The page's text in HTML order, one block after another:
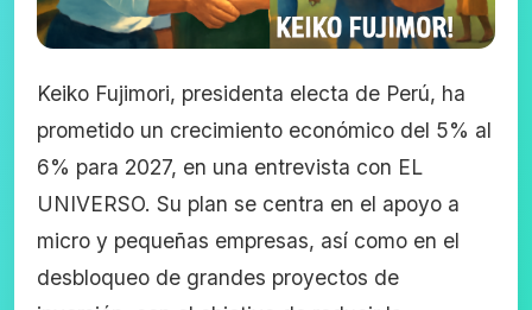
Keiko Fujimori, presidenta electa de Perú, ha
prometido un crecimiento económico del 5% al
6% para 2027, en una entrevista con EL
UNIVERSO. Su plan se centra en el apoyo a
micro y pequeñas empresas, así como en el
desbloqueo de grandes proyectos de